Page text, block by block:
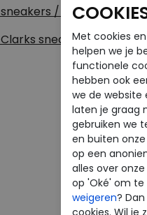
sneakers / veterschoenen
Clarks sneakers /Met cookies
helpen we je
functionele
hebben ook
we de website
laten je graag
gebruiken we
en buiten
op een
alles over
op 'Oké' om te
weigeren?
cookies. Wil je